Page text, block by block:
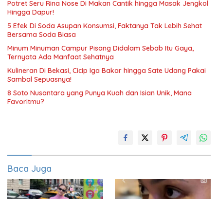
Potret Seru Rina Nose Di Makan Cantik hingga Masak Jengkol
Hingga Dapur!
5 Efek Di Soda Asupan Konsumsi, Faktanya Tak Lebih Sehat
Bersama Soda Biasa
Minum Minuman Campur Pisang Didalam Sebab Itu Gaya,
Ternyata Ada Manfaat Sehatnya
Kulineran Di Bekasi, Cicip Iga Bakar hingga Sate Udang Pakai
Sambal Sepuasnya!
8 Soto Nusantara yang Punya Kuah dan Isian Unik, Mana
Favoritmu?
Baca Juga